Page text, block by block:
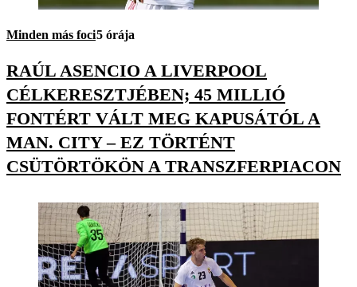
Minden más foci5 órája
RAÚL ASENCIO A LIVERPOOL
CÉLKERESZTJÉBEN; 45 MILLIÓ
FONTÉRT VÁLT MEG KAPUSÁTÓL A
MAN. CITY – EZ TÖRTÉNT
CSÜTÖRTÖKÖN A TRANSZFERPIACON